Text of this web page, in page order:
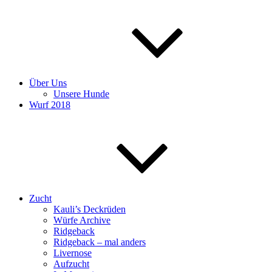
Über Uns
Unsere Hunde
Wurf 2018
Zucht
Kauli’s Deckrüden
Würfe Archive
Ridgeback
Ridgeback – mal anders
Livernose
Aufzucht